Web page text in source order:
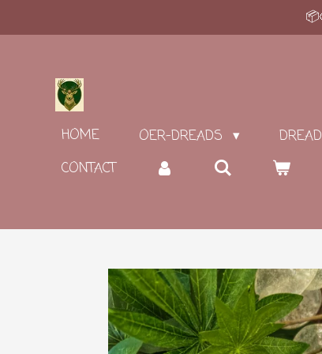
hoofdinhoud
HOME OER-DREADS
CONTACT